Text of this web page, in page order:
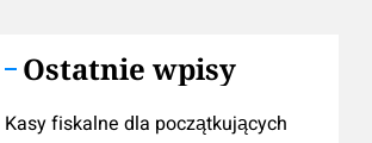
Ostatnie wpisy
Kasy fiskalne dla początkujących